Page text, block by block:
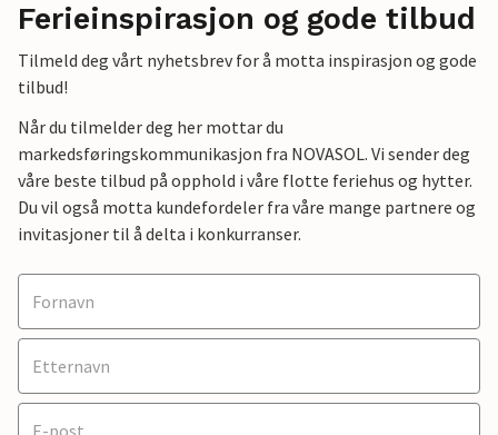
Ferieinspirasjon og gode tilbud
Tilmeld deg vårt nyhetsbrev for å motta inspirasjon og gode
tilbud!
Når du tilmelder deg her mottar du
markedsføringskommunikasjon fra NOVASOL. Vi sender deg
våre beste tilbud på opphold i våre flotte feriehus og hytter.
Du vil også motta kundefordeler fra våre mange partnere og
invitasjoner til å delta i konkurranser.